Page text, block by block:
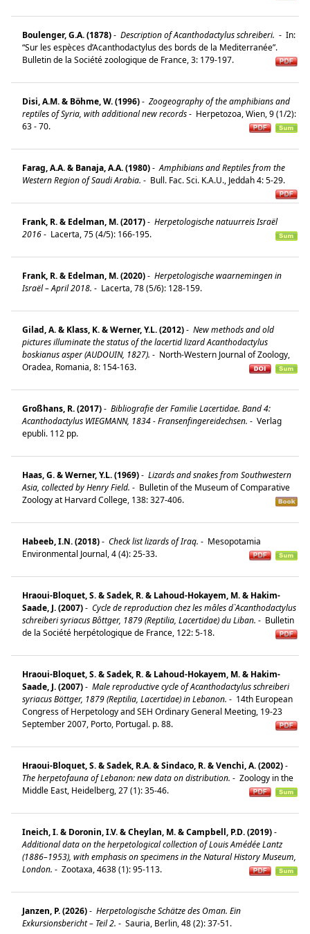
Boulenger, G.A. (1878)- Description of Acanthodactylus schreiberi. - In:
“Sur les espèces d’Acanthodactylus des bords de la Mediterranée”.
Bulletin de la Société zoologique de France, 3: 179-197.
Disi, A.M. & Böhme, W. (1996)- Zoogeography of the amphibians and
reptiles of Syria, with additional new records- Herpetozoa, Wien, 9 (1/2):
63 - 70.
Farag, A.A. & Banaja, A.A. (1980)- Amphibians and Reptiles from the
Western Region of Saudi Arabia. - Bull. Fac. Sci. K.A.U., Jeddah 4: 5-29.
Frank, R. & Edelman, M. (2017)- Herpetologische natuurreis Israël
2016- Lacerta, 75 (4/5): 166-195.
Frank, R. & Edelman, M. (2020)- Herpetologische waarnemingen in
Israël – April 2018. - Lacerta, 78 (5/6): 128-159.
Gilad, A. & Klass, K. & Werner, Y.L. (2012)- New methods and old
pictures illuminate the status of the lacertid lizard Acanthodactylus
boskianus asper (AUDOUIN, 1827). - North-Western Journal of Zoology,
Oradea, Romania, 8: 154-163.
Großhans, R. (2017)- Bibliografie der Familie Lacertidae. Band 4:
Acanthodactylus WIEGMANN, 1834 - Fransenfingereidechsen. - Verlag
epubli. 112 pp.
Haas, G. & Werner, Y.L. (1969)- Lizards and snakes from Southwestern
Asia, collected by Henry Field. - Bulletin of the Museum of Comparative
Zoology at Harvard College, 138: 327-406.
Habeeb, I.N. (2018)- Check list lizards of Iraq. - Mesopotamia
Environmental Journal, 4 (4): 25-33.
Hraoui-Bloquet, S. & Sadek, R. & Lahoud-Hokayem, M. & Hakim-
Saade, J. (2007)- Cycle de reproduction chez les mâles d`Acanthodactylus
schreiberi syriacus Bôttger, 1879 (Reptilia, Lacertidae) du Liban. - Bulletin
de la Société herpétologique de France, 122: 5-18.
Hraoui-Bloquet, S. & Sadek, R. & Lahoud-Hokayem, M. & Hakim-
Saade, J. (2007)- Male reproductive cycle of Acanthodactylus schreiberi
syriacus Böttger, 1879 (Reptilia, Lacertidae) in Lebanon. - 14th European
Congress of Herpetology and SEH Ordinary General Meeting, 19-23
September 2007, Porto, Portugal. p. 88.
Hraoui-Bloquet, S. & Sadek, R.A. & Sindaco, R. & Venchi, A. (2002)-
The herpetofauna of Lebanon: new data on distribution. - Zoology in the
Middle East, Heidelberg, 27 (1): 35-46.
Ineich, I. & Doronin, I.V. & Cheylan, M. & Campbell, P.D. (2019)-
Additional data on the herpetological collection of Louis Amédée Lantz
(1886–1953), with emphasis on specimens in the Natural History Museum,
London. - Zootaxa, 4638 (1): 95-113.
Janzen, P. (2026)- Herpetologische Schätze des Oman. Ein
Exkursionsbericht – Teil 2. - Sauria, Berlin, 48 (2): 37-51.